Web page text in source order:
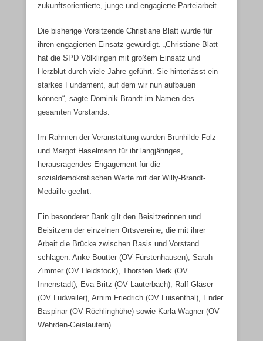
zukunftsorientierte, junge und engagierte Parteiarbeit.
Die bisherige Vorsitzende Christiane Blatt wurde für
ihren engagierten Einsatz gewürdigt. „Christiane Blatt
hat die SPD Völklingen mit großem Einsatz und
Herzblut durch viele Jahre geführt. Sie hinterlässt ein
starkes Fundament, auf dem wir nun aufbauen
können“, sagte Dominik Brandt im Namen des
gesamten Vorstands.
Im Rahmen der Veranstaltung wurden Brunhilde Folz
und Margot Haselmann für ihr langjähriges,
herausragendes Engagement für die
sozialdemokratischen Werte mit der Willy-Brandt-
Medaille geehrt.
Ein besonderer Dank gilt den Beisitzerinnen und
Beisitzern der einzelnen Ortsvereine, die mit ihrer
Arbeit die Brücke zwischen Basis und Vorstand
schlagen: Anke Boutter (OV Fürstenhausen), Sarah
Zimmer (OV Heidstock), Thorsten Merk (OV
Innenstadt), Eva Britz (OV Lauterbach), Ralf Gläser
(OV Ludweiler), Arnim Friedrich (OV Luisenthal), Ender
Baspinar (OV Röchlinghöhe) sowie Karla Wagner (OV
Wehrden-Geislautern).